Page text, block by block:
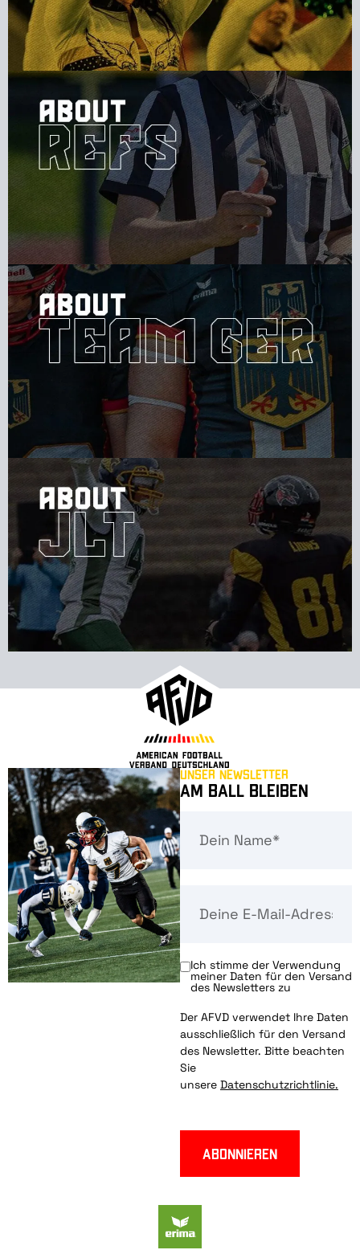
Unser Newsletter
Am Ball bleiben
Ich stimme der Verwendung
meiner Daten für den Versand
des Newsletters zu
Der AFVD verwendet Ihre Daten
ausschließlich für den Versand
des Newsletter. Bitte beachten
Sie
unsere Datenschutzrichtlinie.
Abonnieren